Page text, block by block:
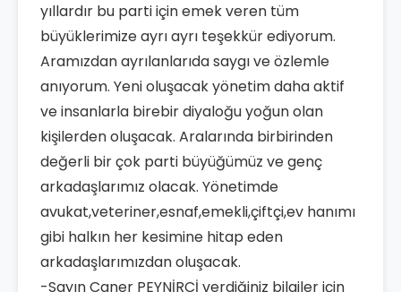
yıllardır bu parti için emek veren tüm
büyüklerimize ayrı ayrı teşekkür ediyorum.
Aramızdan ayrılanlarıda saygı ve özlemle
anıyorum. Yeni oluşacak yönetim daha aktif
ve insanlarla birebir diyaloğu yoğun olan
kişilerden oluşacak. Aralarında birbirinden
değerli bir çok parti büyüğümüz ve genç
arkadaşlarımız olacak. Yönetimde
avukat,veteriner,esnaf,emekli,çiftçi,ev hanımı
gibi halkın her kesimine hitap eden
arkadaşlarımızdan oluşacak.
-Sayın Caner PEYNİRCİ verdiğiniz bilgiler için